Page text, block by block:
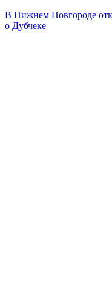
В Нижнем Новгороде
о Дубчеке